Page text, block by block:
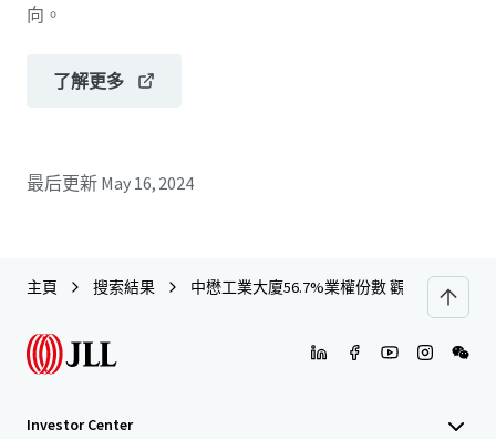
向。
了解更多
最后更新 May 16, 2024
主頁 搜索結果 中懋工業大廈56.7%業權份數 觀塘偉業街169
Investor Center